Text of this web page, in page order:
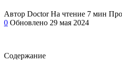
Автор Doctor На чтение 7 мин
0 Обновлено 29 мая 2024
Содержание